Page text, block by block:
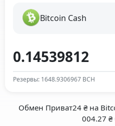
Bitcoin Cash
Резервы: 1648.9306967 BCH
Обмен Приват24 ₴ на
004.27 ₴